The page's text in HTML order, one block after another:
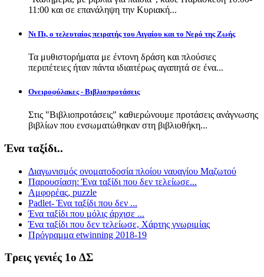
11:00 και σε επανάληψη την Κυριακή...
Νι Πι, ο τελευταίος πειρατής του Αιγαίου και το Νερό της Ζωής
Τα μυθιστορήματα με έντονη δράση και πλούσιες
περιπέτειες ήταν πάντα ιδιαιτέρως αγαπητά σε ένα...
Ονειροφύλακες - Βιβλιοπροτάσεις
Στις "Βιβλιοπροτάσεις" καθιερώνουμε προτάσεις ανάγνωσης
βιβλίων που ενσωματώθηκαν στη βιβλιοθήκη...
Ένα ταξίδι..
Διαγωνισμός ονοματοδοσία πλοίου ναυαγίου Μαζωτού
Παρουσίαση: Ένα ταξίδι που δεν τελείωσε...
Αμφορέας, puzzle
Padlet- Ένα ταξίδι που δεν ...
Ένα ταξίδι που μόλις άρχισε ...
Ένα ταξίδι που δεν τελείωσε, Χάρτης γνωριμίας
Πρόγραμμα etwinning 2018-19
Τρεις γενιές 1ο ΔΣ